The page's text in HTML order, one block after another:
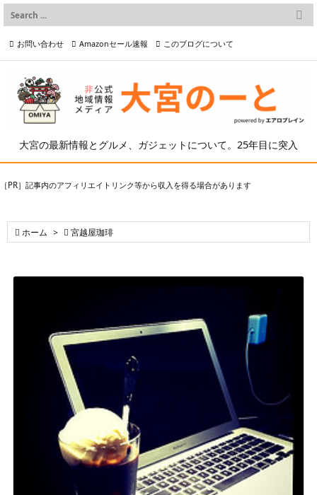
大宮の最新情報とグルメ、ガジェットについて。25年目に突入

メニュー

検索
お問い合わせ Amazonセール速報 このブログについて
プライバシーポリシー等
［PR］記事内のアフィリエイトリンク等から収入を得る場合があります
 ホーム >  宮越屋珈琲